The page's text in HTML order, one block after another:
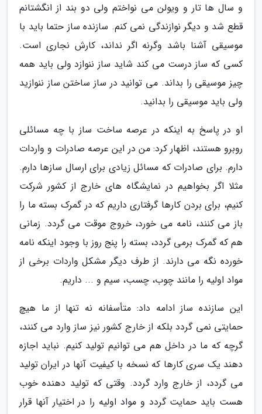
و سال ها تار و ویولن می نواختم ولی دو بند از انگشتانم
قطع شد و دیگر نوازندگی نمی کنم. سازنده ساز حتما باید با
موسیقی آشنا باشد وگرنه اگر نداند، کارش نجاری است.
کسی که ساز درست می کند شاید ساز ننوازد ولی باید همه
چیز موسیقی را بداند. می توانید در ساز ساختن ساز ننوازید
ولی باید موسیقی را بدانید.
او در پاسخ به اینکه در عرصه ساخت ساز با چه مسائلی
روبرو هستند، اظهار کرد: من در این عرصه صادرات و واردات
دارم. برای صادرات که مسائل زیادی برای ارسال سازها دارم.
مثلا اگر بخواهیم در نمایشگاه های خارج از کشور شرکت
کنیم، برای بردن کارها گرفتاری داریم که در گمرک بسته ما را
باز می کنند، نامه می خورد، خروج موقت می گردد. زمانی
هم که گمرک برمی گردد، بسته را پنج روز با وجود اینکه نامه
خورده نگه می دارند. از طرف دیگر مشکل واردات برخی از
مواد اولیه را مانند چوب، چسب، سیم و ... داریم.
این سازنده ساز ادامه داد: متأسفانه نه تنها از ما هیچ
حمایتی نمی گردد بلکه از خارج کشور نیز ساز وارد می کنند،
گرچه که ما در داخل هم می توانیم تولید کنیم. نباید اجازه
دهند یک سری کارها که نسخه با کیفیت آنها در ایران تولید
می گردد، از خارج وارد گردد. وقتی که تولید دهنده خوب
هست باید حمایت گردد و مواد اولیه را در اختیار آنها قرار